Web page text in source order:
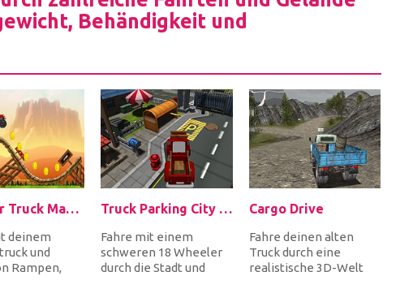
Behändigkeit und
Monster Truck Madness
deinem
und
Rampen,
Truck Parking City Adventures
Fahre mit einem
schweren 18 Wheeler
durch die Stadt und
Cargo Drive
Fahre deinen alten
Truck durch eine
realistische 3D-Welt